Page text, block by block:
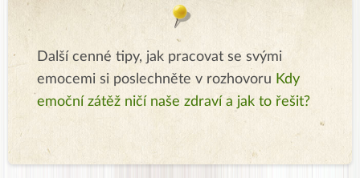
Další cenné tipy, jak pracovat se svými
emocemi si poslechněte v rozhovoru Kdy
emoční zátěž ničí naše zdraví a jak to řešit?